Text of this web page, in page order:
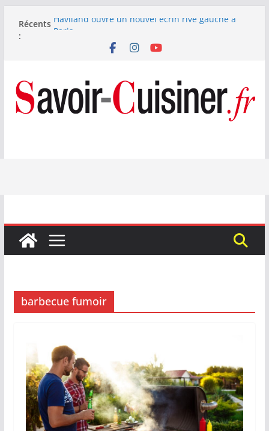
Récents
:
Haviland ouvre un nouvel écrin rive gauche à
Nous avons testé le four à pizza électrique
Little Ice 700 W
Fête des Pères : le digestif se fait gourmand avec
Laphroaig et Arnaud Larher
Catawiki met aux enchères un whisky japonais
barbecue fumoir